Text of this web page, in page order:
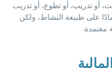
أو تدريب، أو تطوع، أو تدريب
على طبيعة النشاط، ولكن